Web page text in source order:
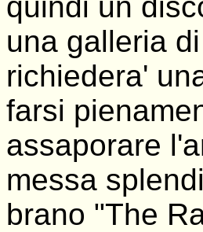
una galleria
richiedera'
farsi
assaporare
messa
brano "The